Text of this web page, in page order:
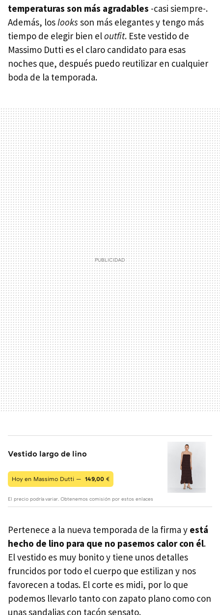
temperaturas son más agradables -casi siempre-.
Además, loslooks son más elegantes y tengo más
tiempo de elegir bien eloutfit. Este vestido de
Massimo Dutti es el claro candidato para esas
noches que, después puedo reutilizar en cualquier
boda de la temporada.
Vestido largo de lino
Hoy en Massimo Dutti — 149,00 €
El precio podría variar. Obtenemos comisión por estos enlaces
Pertenece a la nueva temporada de la firma y está
hecho de lino para que no pasemos calor con él.
El vestido es muy bonito y tiene unos detalles
fruncidos por todo el cuerpo que estilizan y nos
favorecen a todas. El corte es midi, por lo que
podemos llevarlo tanto con zapato plano como con
unas sandalias con tacón sensato.